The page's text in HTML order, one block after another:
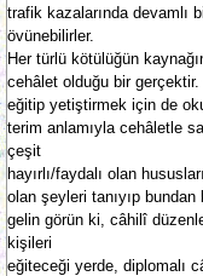
trafik kazalarında devamlı
övünebilirler.
Her türlü kötülüğün
cehâlet olduğu bir
eğitip yetiştirmek için de
terim anlamıyla cehâletle
çeşit
hayırlı/faydalı olan
olan şeyleri tanıyıp
gelin görün ki, câhilî
kişileri
eğiteceği yerde, diplomalı